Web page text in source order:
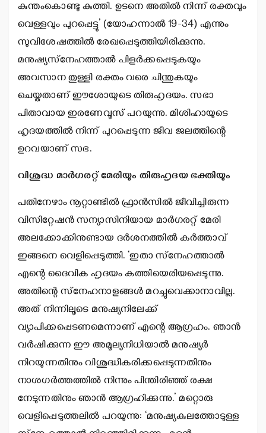
കുന്തംകൊണ്ടു കുത്തി. ഉടനെ അതില്‍ നിന്ന് രക്തവും
വെള്ളവും പുറപ്പെട്ടു’ (യോഹന്നാല്‍ 19-34) എന്നും
സുവിശേഷത്തില്‍ രേഖപ്പെടുത്തിയിരിക്കുന്നു.
മനുഷ്യസ്‌നേഹത്താല്‍ പിളര്‍ക്കപ്പെടുകയും
അവസാന തുള്ളി രക്തം വരെ ചിന്തുകയും
ചെയ്തതാണ് ഈശോയുടെ തിരുഹൃദയം. സഭാ
പിതാവായ ഇരണേവൂസ് പറയുന്നു. മിശിഹായുടെ
ഹൃദയത്തില്‍ നിന്ന് പുറപ്പെടുന്ന ജീവ ജലത്തിന്റെ
ഉറവയാണ് സഭ.
വിശുദ്ധ മാര്‍ഗരറ്റ് മേരിയും തിരുഹൃദയ ഭക്തിയും
പതിനേഴാം നൂറ്റാണ്ടില്‍ ഫ്രാന്‍സില്‍ ജീവിച്ചിരുന്ന
വിസിറ്റേഷന്‍ സന്യാസിനിയായ മാര്‍ഗരറ്റ് മേരി
അലക്കോക്കിനുണ്ടായ ദര്‍ശനത്തില്‍ കര്‍ത്താവ്
ഇങ്ങനെ വെളിപ്പെടുത്തി. ‘ഇതാ സ്‌നേഹത്താല്‍
എന്റെ ദൈവിക ഹൃദയം കത്തിയെരിയപ്പെടുന്നു.
അതിന്റെ സ്‌നേഹനാളങ്ങള്‍ മറച്ചുവെക്കാനാവില്ല.
അത് നിന്നിലൂടെ മനുഷ്യനിലേക്ക്
വ്യാപിക്കപ്പെടണമെന്നാണ് എന്റെ ആഗ്രഹം. ഞാന്‍
വര്‍ഷിക്കുന്ന ഈ അമൂല്യനിധിയാല്‍ മനുഷ്യര്‍
നിറയുന്നതിനും വിശുദ്ധീകരിക്കപ്പെടുന്നതിനും
നാശഗര്‍ത്തത്തില്‍ നിന്നും പിന്തിരിഞ്ഞ് രക്ഷ
നേടുന്നതിനും ഞാന്‍ ആഗ്രഹിക്കുന്നു.’ മറ്റൊരു
വെളിപ്പെടുത്തലില്‍ പറയുന്നു: ‘മനുഷ്യകുലത്തോടുള്ള